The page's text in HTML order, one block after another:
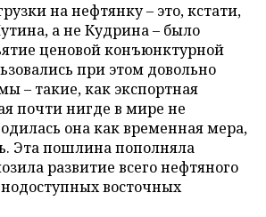
на нефтянку – это, кстати,
а не Кудрина – было
ценовой конъюнктурной
при этом довольно
– такие, как экспортная
почти нигде в мире не
она как временная мера,
Эта пошлина пополняла
развитие всего нефтяного
восточных